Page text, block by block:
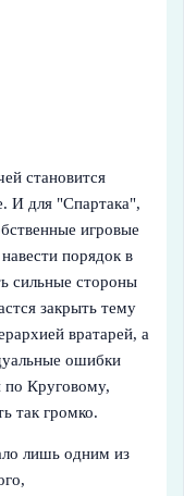
становится
И для "Спартака",
игровые
порядок в
сильные стороны
закрыть тему
вратарей, а
ошибки
по Круговому,
так громко.
лишь одним из